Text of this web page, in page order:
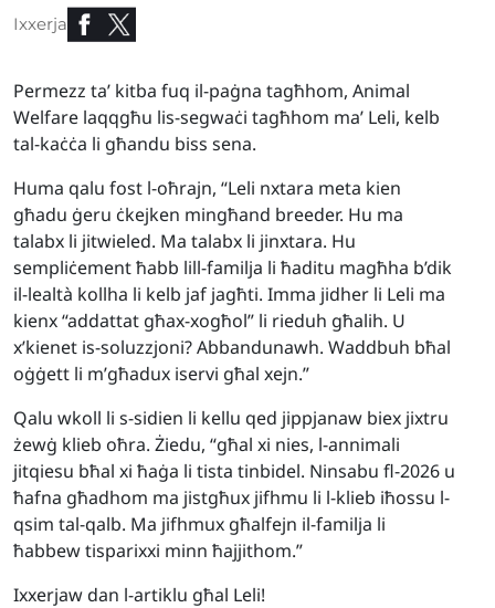
Ixxerja
Permezz ta’ kitba fuq il-paġna tagħhom, Animal
Welfare laqqgħu lis-segwaċi tagħhom ma’ Leli, kelb
tal-kaċċa li għandu biss sena.
Huma qalu fost l-oħrajn, “Leli nxtara meta kien
għadu ġeru ċkejken mingħand breeder. Hu ma
talabx li jitwieled. Ma talabx li jinxtara. Hu
sempliċement ħabb lill-familja li ħaditu magħha b’dik
il-lealtà kollha li kelb jaf jagħti. Imma jidher li Leli ma
kienx “addattat għax-xogħol” li rieduh għalih. U
x’kienet is-soluzzjoni? Abbandunawh. Waddbuh bħal
oġġett li m’għadux iservi għal xejn.”
Qalu wkoll li s-sidien li kellu qed jippjanaw biex jixtru
żewġ klieb oħra. Żiedu, “għal xi nies, l-annimali
jitqiesu bħal xi ħaġa li tista tinbidel. Ninsabu fl-2026 u
ħafna għadhom ma jistgħux jifhmu li l-klieb iħossu l-
qsim tal-qalb. Ma jifhmux għalfejn il-familja li
ħabbew tisparixxi minn ħajjithom.”
Ixxerjaw dan l-artiklu għal Leli!